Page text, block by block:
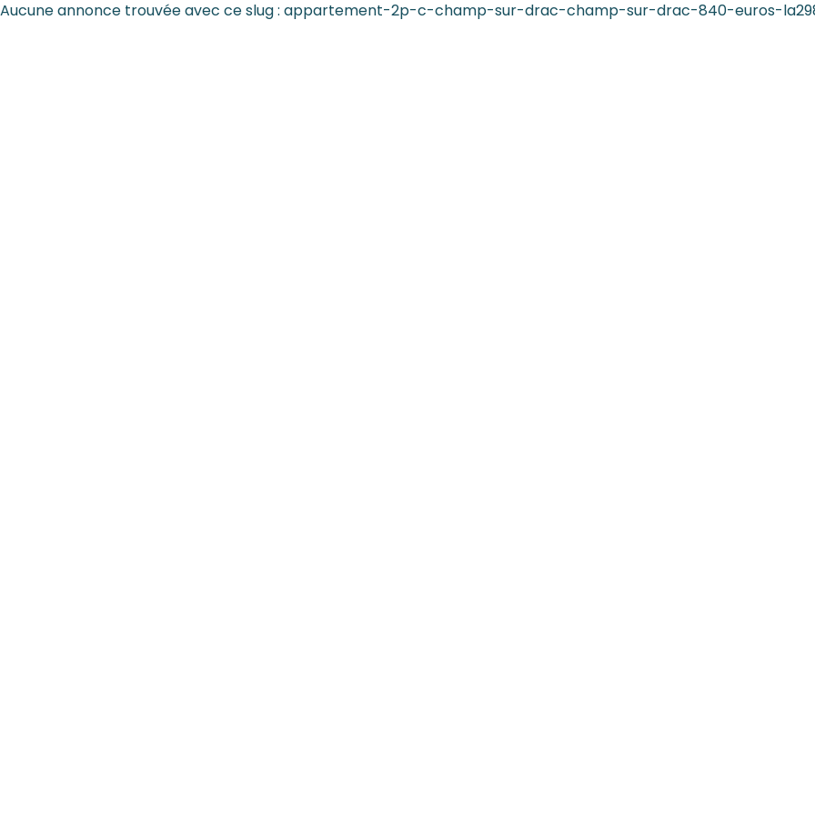
Aucune annonce trouvée avec ce slug : appartement-2p-c-champ-sur-drac-champ-sur-drac-840-euros-